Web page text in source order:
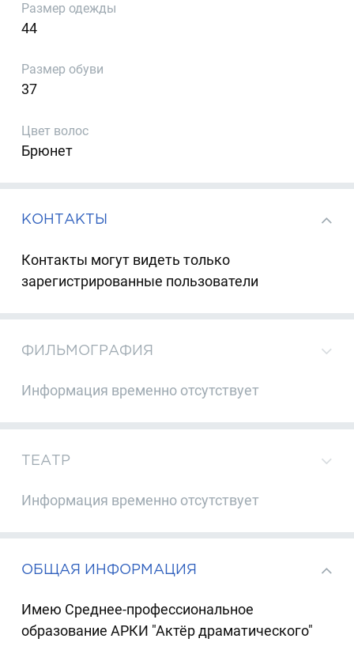
Размер одежды
44
Размер обуви
37
Цвет волос
Брюнет
КОНТАКТЫ
Контакты могут видеть только
зарегистрированные пользователи
ФИЛЬМОГРАФИЯ
Информация временно отсутствует
ТЕАТР
Информация временно отсутствует
ОБЩАЯ ИНФОРМАЦИЯ
Имею Среднее-профессиональное
образование АРКИ "Актёр драматического"